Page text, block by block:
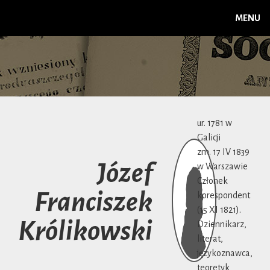
MENU
Józef
Franciszek
Królikowski
ur. 1781 w
Galicji
zm. 17 IV 1839
w Warszawie
Członek
korespondent
(15 XI 1821).
Dziennikarz,
literat,
językoznawca,
teoretyk